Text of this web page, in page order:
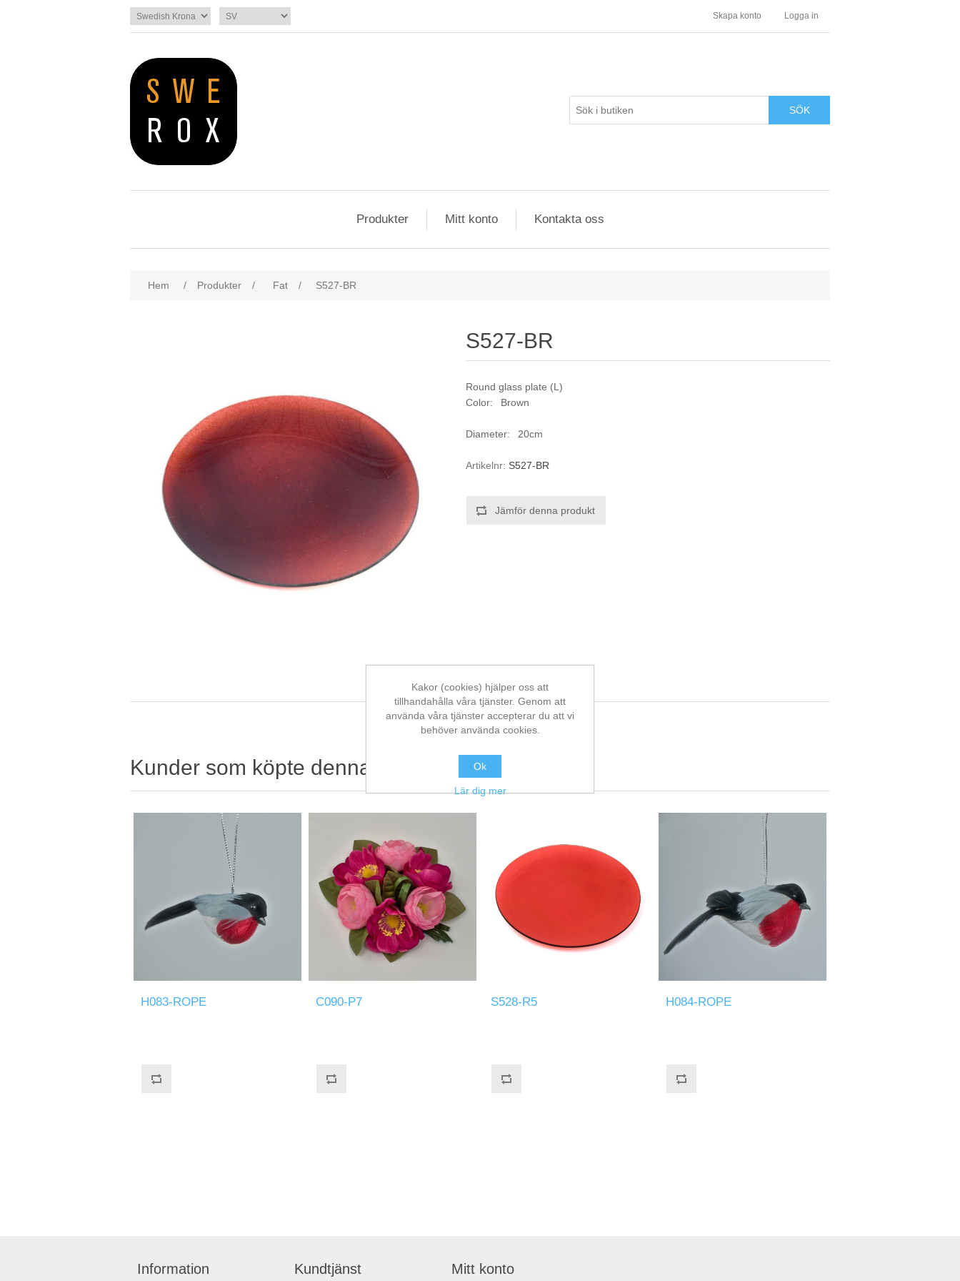
Skapa konto Logga in
SÖK
Produkter Mitt konto Kontakta oss
Hem / Produkter / Fat / S527-BR
S527-BR
Round glass plate (L)
Color: Brown
Diameter: 20cm
Artikelnr: S527-BR
Jämför denna produkt
Kunder som köpte denna köpte också
H083-ROPE C090-P7 S528-R5 H084-ROPE
Information Kundtjänst Mitt konto
Kakor (cookies) hjälper oss att
tillhandahålla våra tjänster. Genom att
använda våra tjänster accepterar du att vi
behöver använda cookies.
Ok
Lär dig mer